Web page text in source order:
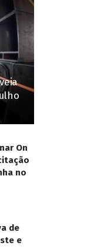
On
no
de
e